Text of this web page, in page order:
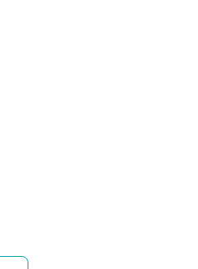
на коже.
лучей и нагревания свыше
Не разбирайте и
хорошо проветриваемых
баллон даже после